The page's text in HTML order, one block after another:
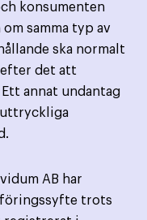
konsumenten
samma typ av
ska normalt
efter det att
annat undantag
uttryckliga
AB har
trots